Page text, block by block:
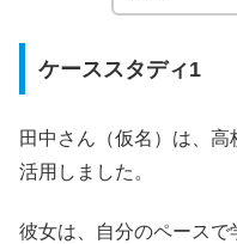
ケーススタディ1
田中さん（仮名）は、
活用しました。
彼女は、自分のペースで